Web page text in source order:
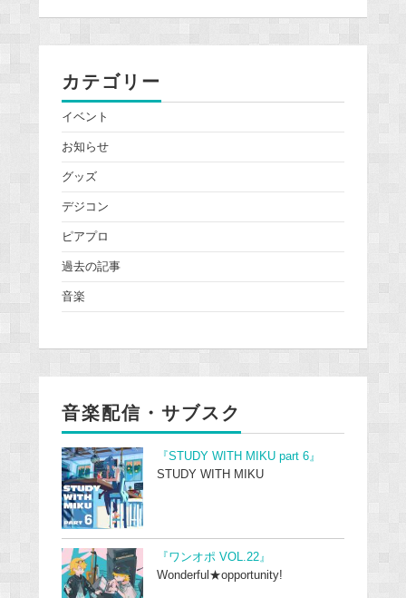
カテゴリー
イベント
お知らせ
グッズ
デジコン
ピアプロ
過去の記事
音楽
音楽配信・サブスク
『STUDY WITH MIKU part 6』
STUDY WITH MIKU
『ワンオポ VOL.22』
Wonderful★opportunity!